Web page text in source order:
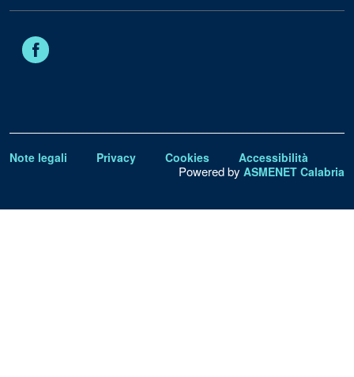
Note legali Privacy Cookies Accessibilità
Powered by ASMENET Calabria